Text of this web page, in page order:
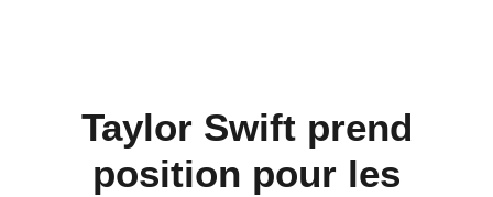
Taylor Swift prend
position pour les